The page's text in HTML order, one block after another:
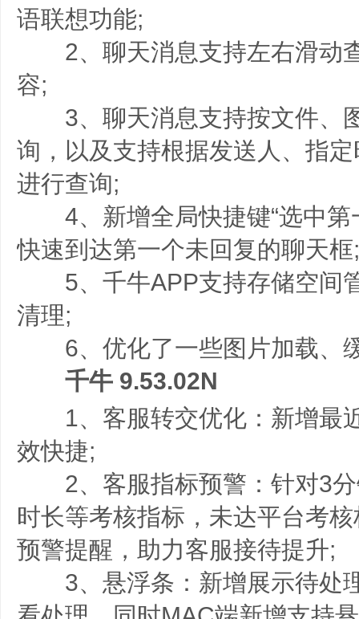
语联想功能;
2、聊天消息支持左右滑动
容;
3、聊天消息支持按文件、
询，以及支持根据发送人、指
进行查询;
4、新增全局快捷键“选中第
快速到达第一个未回复的聊天框;
5、千牛APP支持存储空间
清理;
6、优化了一些图片加载、
千牛 9.53.02N
1、客服转交优化：新增最
效快捷;
2、客服指标预警：针对3分
时长等考核指标，未达平台考
预警提醒，助力客服接待提升;
3、悬浮条：新增展示待处